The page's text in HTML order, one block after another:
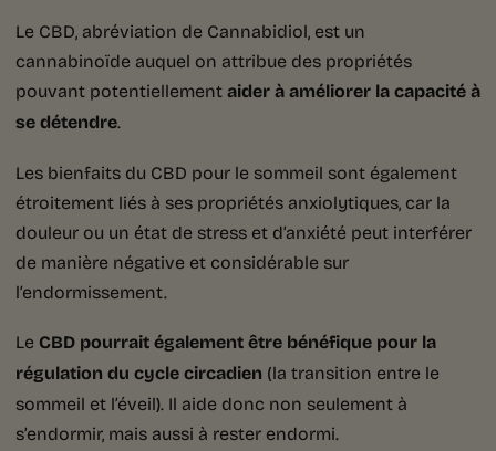
Le CBD, abréviation de Cannabidiol, est un
cannabinoïde auquel on attribue des propriétés
pouvant potentiellementaider à améliorer la capacité à
se détendre.
Les bienfaits du CBD pour le sommeil sont également
étroitement liés à ses propriétés anxiolytiques, car la
douleur ou un état de stress et d’anxiété peut interférer
de manière négative et considérable sur
l’endormissement.
Le CBD pourrait également être bénéfique pour la
régulation du cycle circadien (la transition entre le
sommeil et l’éveil). Il aide donc non seulement à
s’endormir, mais aussi à rester endormi.